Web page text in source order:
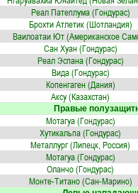
Реал Патеплума (Гондурас)
Брохти Атлетик (Шотландия)
Ваилоатаи Ют (Американское
Сан Хуан (Гондурас)
Реал Эспана (Гондурас)
Вида (Гондурас)
Копенгаген (Дания)
Аксу (Казахстан)
Правые
Мотагуа (Гондурас)
Хутикальпа (Гондурас)
Металлург (Липецк, Россия)
Мотагуа (Гондурас)
Оланчо (Гондурас)
Монте-Титано (Сан-Марино)